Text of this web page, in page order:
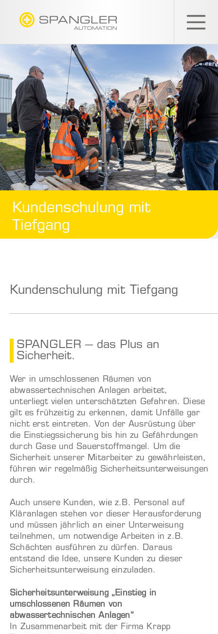
Kundenschulung mit
Tiefgang
Kundenschulung mit Tiefgang
SPANGLER – das Plus an
Sicherheit.
Wer in umschlossenen Räumen von
abwassertechnischen Anlagen arbeitet,
unterliegt vielen unterschätzten Gefahren. Diese
gilt es frühzeitig zu erkennen, damit Unfälle gar
nicht erst eintreten. Von der Ausrüstung über
die Einstiegssicherung bis hin zu Gefährdungen
durch Gase und Sauerstoffmangel. Um die
Sicherheit unserer Mitarbeiter zu gewährleisten,
führen wir regelmäßig Sicherheitsunterweisungen
durch.
Auch unsere Kunden, wie z.B. Personal auf
Kläranlagen stehen vor dieser Herausforderung
und müssen jährlich an einer Unterweisung
teilnehmen, um notwendige Arbeiten in z.B.
Schächten ausführen zu dürfen. Daraus
entstand die Idee, unsere Kunden zu dieser
Sicherheitsunterweisung einzuladen.
Sicherheitsunterweisung „Einstieg in
umschlossenen Räumen von
abwassertechnischen Anlagen“
In Zusammenarbeit mit der Firma Krapp